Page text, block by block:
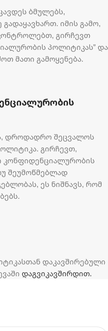
ბმულებს,
იმის გამო,
გირჩევთ
პოლიტიკას” და
მათი გამოყენება.
დროდადრო შეცვალოს
გირჩევთ,
კონფიდენციალურობის
შეუმოწმებლად
ეს ნიშნავს, რომ
დაკავშირებული
დაგვიკავშირდით.